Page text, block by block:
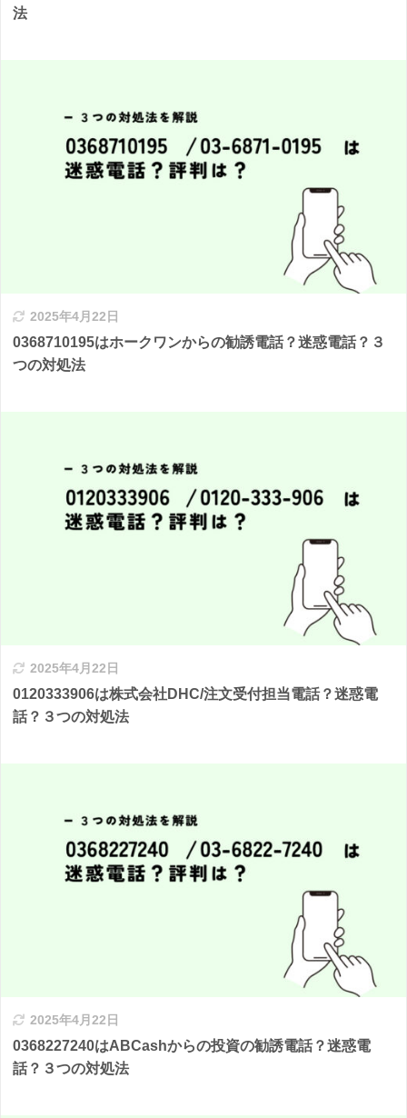
法
2025年4月22日
0368710195はホークワンからの勧誘電話？迷惑電話？３
つの対処法
2025年4月22日
0120333906は株式会社DHC/注文受付担当電話？迷惑電
話？３つの対処法
2025年4月22日
0368227240はABCashからの投資の勧誘電話？迷惑電
話？３つの対処法